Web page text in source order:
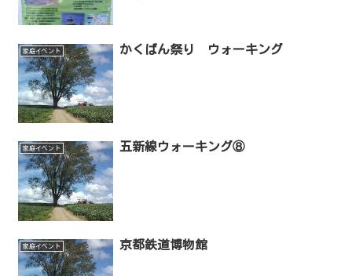
家庭イベント かくばん祭り ウォーキング
家庭イベント 五新線ウォーキング⑧
家庭イベント 京都鉄道博物館